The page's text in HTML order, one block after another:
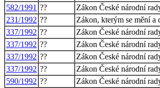
582/1991 ??
Zákon České národní
231/1992 ??
Zákon, kterým se mění a
337/1992 ??
Zákon České národní
337/1992 ??
Zákon České národní
337/1992 ??
Zákon České národní
337/1992 ??
Zákon České národní
590/1992 ??
Zákon České národní